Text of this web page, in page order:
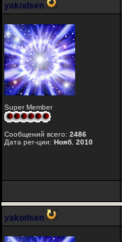
yakodsen
Super Member
Сообщений всего: 2486
Дата рег-ции: Нояб. 2010
yakodsen